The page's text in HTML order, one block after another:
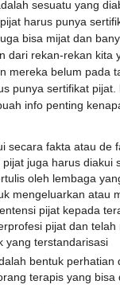
sesuatu yang
harus punya
bisa mijat dan
dari rekan-rekan kita
mereka belum pada
punya sertifikat pijat.
info penting
secara fakta atau de
juga harus diakui
oleh lembaga
mengeluarkan atau
pijat kepada
pijat dan
yang terstandarisasi
bentuk perhatian
terapis yang bisa